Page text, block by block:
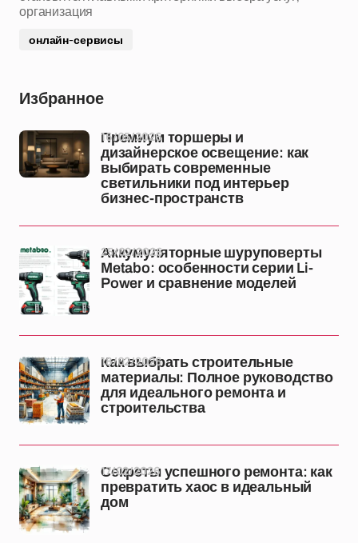
организация
онлайн-сервисы
Избранное
Премиум торшеры и
дизайнерское освещение: как
выбирать современные
светильники под интерьер
бизнес-пространств
16/05/2026
Аккумуляторные шуруповерты
Metabo: особенности серии Li-
Power и сравнение моделей
25/02/2026
Как выбрать строительные
материалы: Полное руководство
для идеального ремонта и
строительства
18/02/2026
Секреты успешного ремонта: как
превратить хаос в идеальный
дом
17/02/2026